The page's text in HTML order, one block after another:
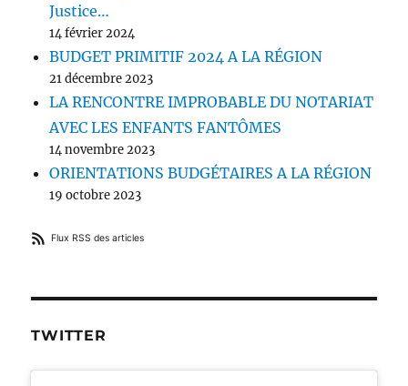
Justice…
14 février 2024
BUDGET PRIMITIF 2024 A LA RÉGION
21 décembre 2023
LA RENCONTRE IMPROBABLE DU NOTARIAT
AVEC LES ENFANTS FANTÔMES
14 novembre 2023
ORIENTATIONS BUDGÉTAIRES A LA RÉGION
19 octobre 2023
Flux RSS des articles
TWITTER